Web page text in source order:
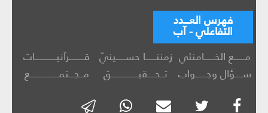
فهرس العـــدد
التفاعلي - آب
مــــــع الخــــــامنئي زمننــــــا حســـــينيّ
قــــــــرآنيــــــــــــات
ســــؤال وجــــــواب
تــحــــقيـــــــــــــــق مــجـــتمــــــــــــــــع